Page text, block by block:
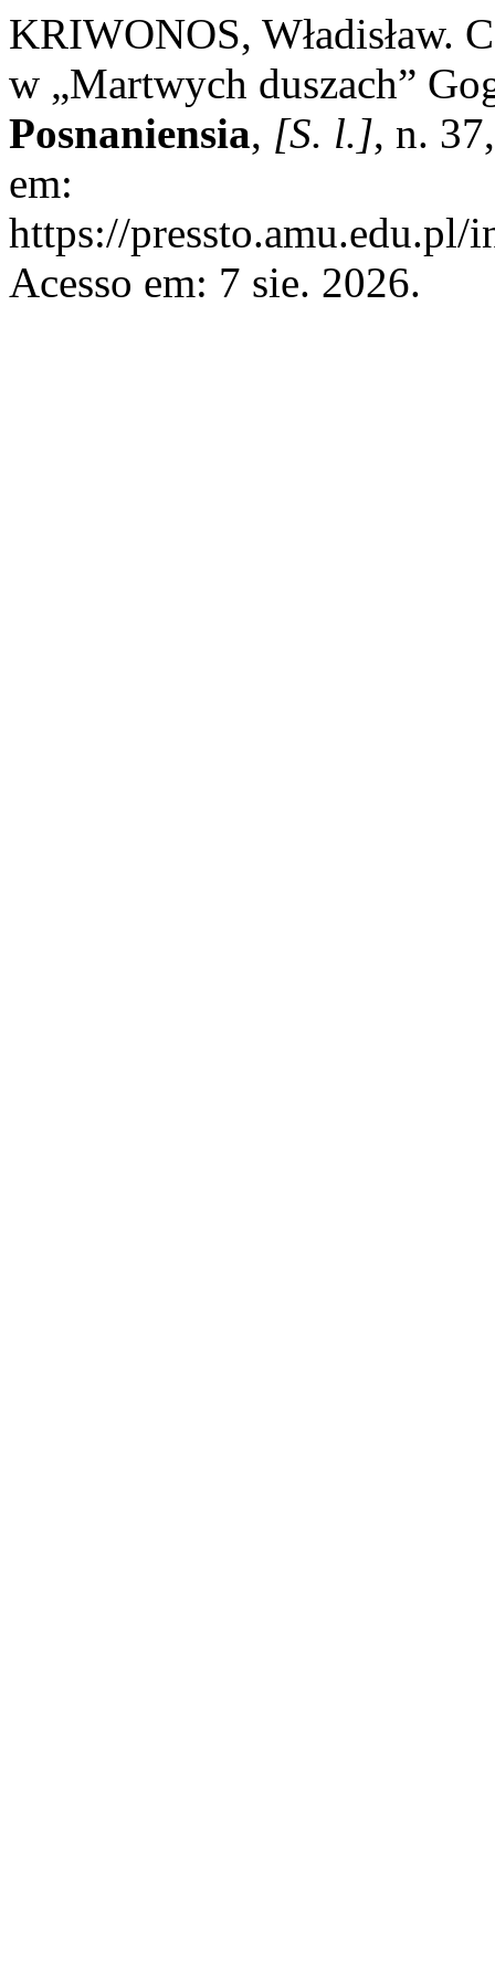
KRIWONOS, Władisław.
w „Martwych duszach”
Posnaniensia, [S. l.], n.
em:
https://
Acesso em: 7 sie. 2026.